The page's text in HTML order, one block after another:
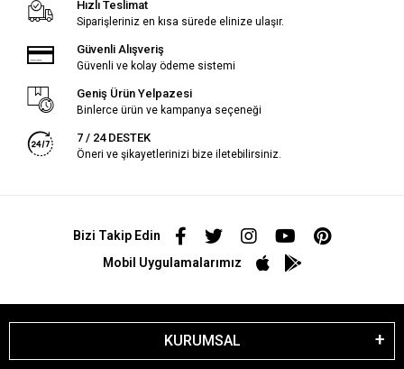
Hızlı Teslimat
Siparişleriniz en kısa sürede elinize ulaşır.
Güvenli Alışveriş
Güvenli ve kolay ödeme sistemi
Geniş Ürün Yelpazesi
Binlerce ürün ve kampanya seçeneği
7 / 24 DESTEK
Öneri ve şikayetlerinizi bize iletebilirsiniz.
Bizi Takip Edin
Mobil Uygulamalarımız
KURUMSAL